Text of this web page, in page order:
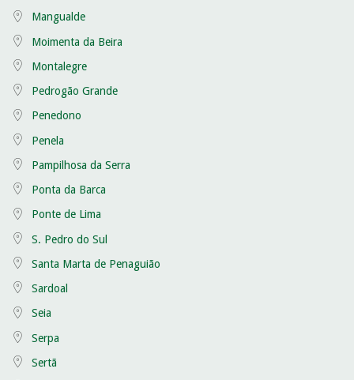
Mangualde
Moimenta da Beira
Montalegre
Pedrogão Grande
Penedono
Penela
Pampilhosa da Serra
Ponta da Barca
Ponte de Lima
S. Pedro do Sul
Santa Marta de Penaguião
Sardoal
Seia
Serpa
Sertã